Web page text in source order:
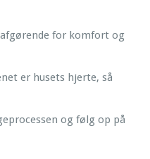
for komfort og
er husets hjerte, så
og følg op på